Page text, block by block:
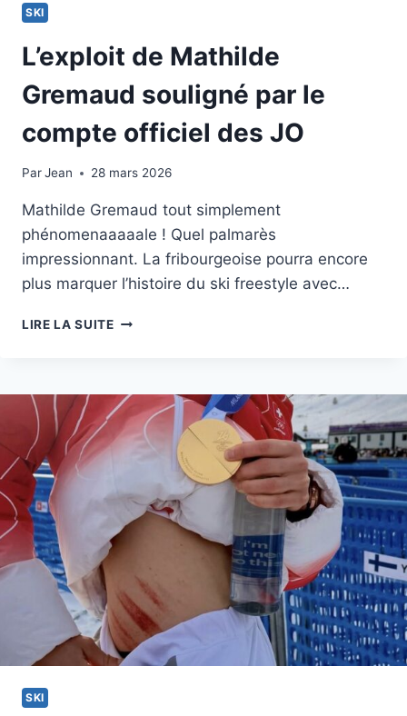
SKI
L’exploit de Mathilde
Gremaud souligné par le
compte officiel des JO
ParJean
9 février 202628 mars 2026
Mathilde Gremaud tout simplement
phénomenaaaaale ! Quel palmarès
impressionnant. La fribourgeoise pourra encore
plus marquer l’histoire du ski freestyle avec…
LIRE LA SUITEL’EXPLOIT
SOULIGNÉ
PAR
LE
COMPTE
DES
SKI